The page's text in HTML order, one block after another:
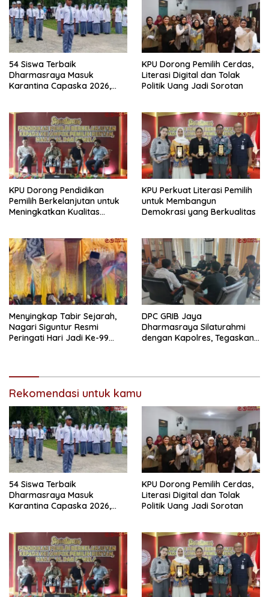
54 Siswa Terbaik
Dharmasraya Masuk
Karantina Capaska 2026,
KPU Dorong Pemilih Cerdas,
Literasi Digital dan Tolak
Politik Uang Jadi Sorotan
KPU Dorong Pendidikan
Pemilih Berkelanjutan untuk
Meningkatkan Kualitas
KPU Perkuat Literasi Pemilih
untuk Membangun
Demokrasi yang Berkualitas
Menyingkap Tabir Sejarah,
Nagari Siguntur Resmi
Peringati Hari Jadi Ke-99
DPC GRIB Jaya
Dharmasraya Silaturahmi
dengan Kapolres, Tegaskan
Rekomendasi untuk kamu
54 Siswa Terbaik
Dharmasraya Masuk
Karantina Capaska 2026,
KPU Dorong Pemilih Cerdas,
Literasi Digital dan Tolak
Politik Uang Jadi Sorotan